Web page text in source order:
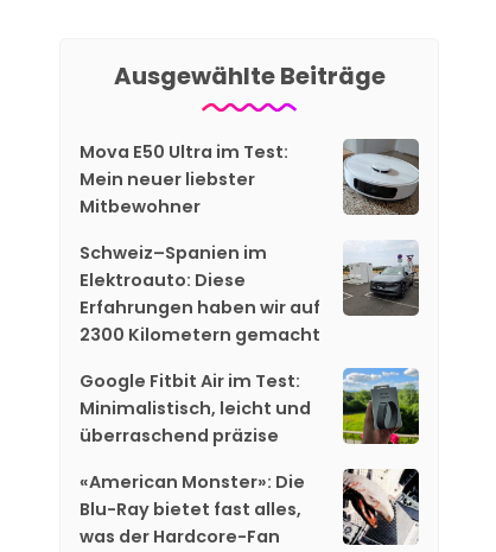
Ausgewählte Beiträge
Mova E50 Ultra im Test:
Mein neuer liebster
Mitbewohner
Schweiz–Spanien im
Elektroauto: Diese
Erfahrungen haben wir auf
2300 Kilometern gemacht
Google Fitbit Air im Test:
Minimalistisch, leicht und
überraschend präzise
«American Monster»: Die
Blu-Ray bietet fast alles,
was der Hardcore-Fan